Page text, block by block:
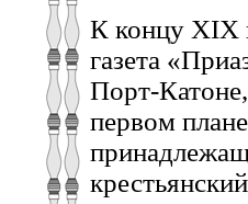
К концу XIX
газета
Порт-
первом